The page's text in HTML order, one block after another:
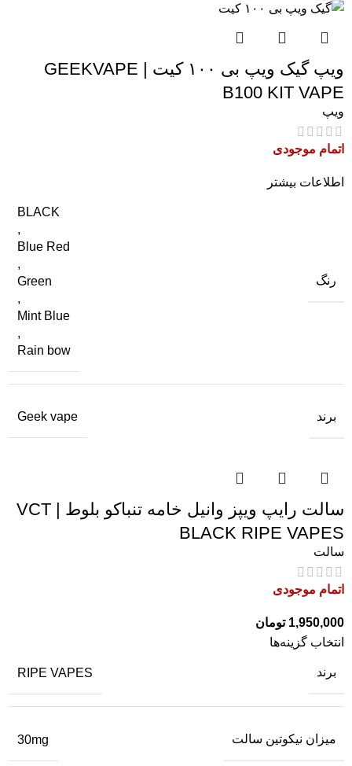
ویپ گیک ویپ بی ۱۰۰ کیت | GEEKVAPE
B100 KIT VAPE
ویپ
اتمام موجودی
اطلاعات بیشتر
رنگ
BLACK
,
Blue Red
,
Green
,
Mint Blue
,
Rain bow
برند Geek vape
سالت رایپ ویپز وانیل خامه تنباکو بلوط | VCT
BLACK RIPE VAPES
سالت
اتمام موجودی
1,950,000 تومان
انتخاب گزینه‌ها
برند RIPE VAPES
میزان نیکوتین سالت 30mg